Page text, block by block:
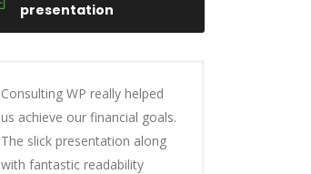
presentation
Consulting WP really helped
us achieve our financial goals.
The slick presentation along
with fantastic readability